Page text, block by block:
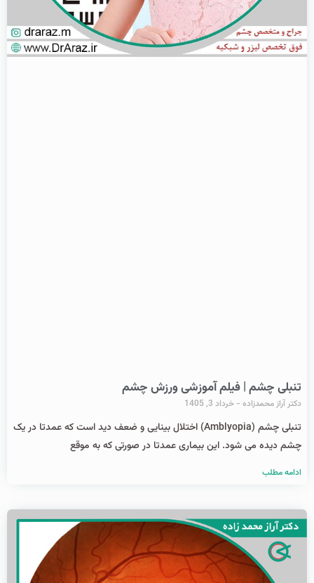
تنبلی چشم | فیلم آموزشی ورزش چشم
دکتر آراز محمدزاده خرداد 3, 1405
تنبلی چشم (Amblyopia) اختلال بینایی و ضعف دید است که عمدتا در یک
چشم دیده می شود. این بیماری عمدتا در صورتی که به موقع
ادامه مطلب